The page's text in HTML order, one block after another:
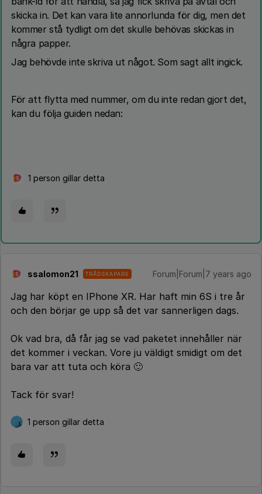
skicka in. Det kan vara lite annorlunda för dig, men det
kommer stå tydligt om det skulle behövas skickas in
några papper.
Jag behövde inte skriva ut något. Som sagt allt ingick.
För att flytta med nummer, om du inte redan gjort det,
kan du följa guiden nedan:
S 1 person gillar detta
S ssalomon21 TRÅDSKAPARE Forum|Forum|7 years ago
Jag har köpt en IPhone XR. Har haft min 6S i tre år
och den börjar ge upp så det var sannerligen dags.
Ok vad bra, då får jag se vad paketet innehåller när
det kommer i veckan. Vore ju väldigt smidigt om det
bara var att tuta och köra 🙂
Tack för svar!
1 person gillar detta